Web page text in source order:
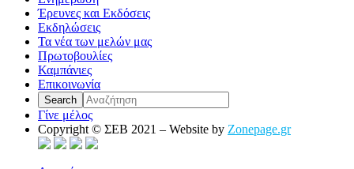
Έρευνες και Εκδόσεις
Εκδηλώσεις
Τα νέα των μελών μας
Πρωτοβουλίες
Καμπάνιες
Επικοινωνία
Γίνε μέλος
Copyright © ΣΕΒ 2021 – Website by Zonepage.gr